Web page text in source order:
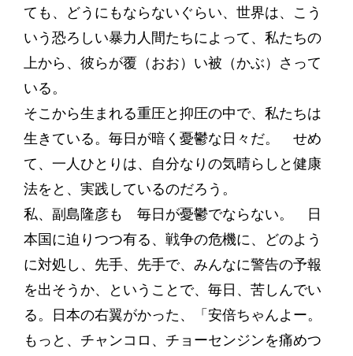
ても、どうにもならないぐらい、世界は、こう
いう恐ろしい暴力人間たちによって、私たちの
上から、彼らが覆（おお）い被（かぶ）さって
いる。
そこから生まれる重圧と抑圧の中で、私たちは
生きている。毎日が暗く憂鬱な日々だ。 せめ
て、一人ひとりは、自分なりの気晴らしと健康
法をと、実践しているのだろう。
私、副島隆彦も 毎日が憂鬱でならない。 日
本国に迫りつつ有る、戦争の危機に、どのよう
に対処し、先手、先手で、みんなに警告の予報
を出そうか、ということで、毎日、苦しんでい
る。日本の右翼がかった、「安倍ちゃんよー。
もっと、チャンコロ、チョーセンジンを痛めつ